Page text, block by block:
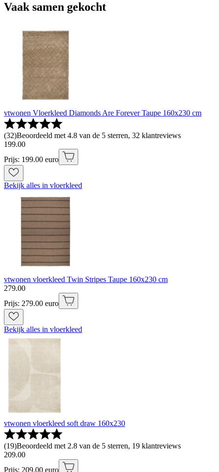
Vaak samen gekocht
vtwonen Vloerkleed Diamonds Are Forever Taupe 160x230 cm
(32)Beoordeeld met 4.8 van de 5 sterren, 32 klantreviews
199.00
Prijs: 199.00 euro
Bekijk alles in vloerkleed
vtwonen vloerkleed Twin Stripes Taupe 160x230 cm
279.00
Prijs: 279.00 euro
Bekijk alles in vloerkleed
vtwonen vloerkleed soft draw 160x230
(19)Beoordeeld met 2.8 van de 5 sterren, 19 klantreviews
209.00
Prijs: 209.00 euro